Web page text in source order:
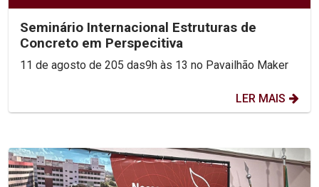
Seminário Internacional Estruturas de
Concreto em Perspecitiva
11 de agosto de 205 das9h às 13 no Pavailhão Maker
LER MAIS